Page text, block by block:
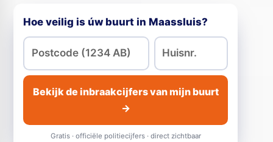
Hoe veilig is úw buurt in Maassluis?
Bekijk de inbraakcijfers van mijn buurt
→
Gratis · officiële politiecijfers · direct zichtbaar